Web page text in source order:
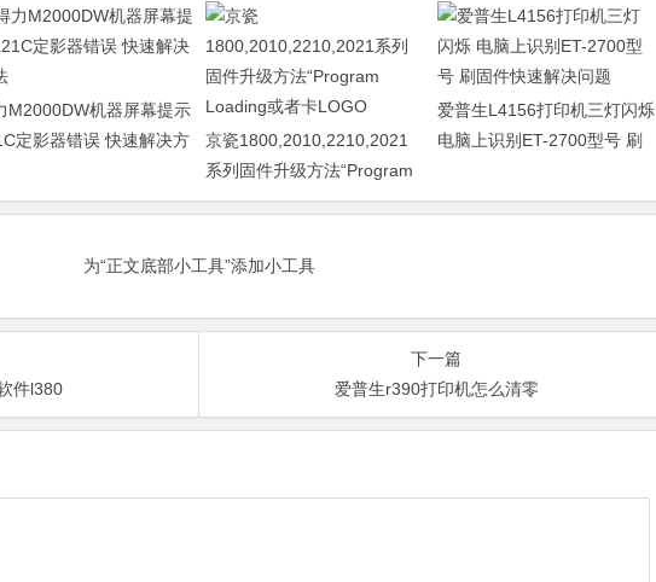
M2000DW机器屏幕提示
定影器错误 快速解决方
京瓷1800,2010,2210,2021
系列固件升级方法“Program
Loading或者卡LOGO
爱普生L4156打印机三灯闪烁
电脑上识别ET-2700型号 刷
为“正文底部小工具”添加小工具
件l380
下一篇
爱普生r390打印机怎么清零